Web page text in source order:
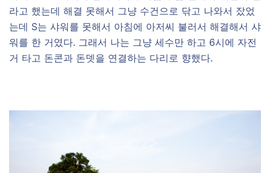
라고 했는데 해결 못해서 그냥 수건으로 닦고 나와서 잤었
는데 S는 샤워를 못해서 아침에 아저씨 불러서 해결해서 샤
워를 한 거였다. 그래서 나는 그냥 세수만 하고 6시에 자전
거 타고 돈콘과 돈뎃을 연결하는 다리로 향했다.